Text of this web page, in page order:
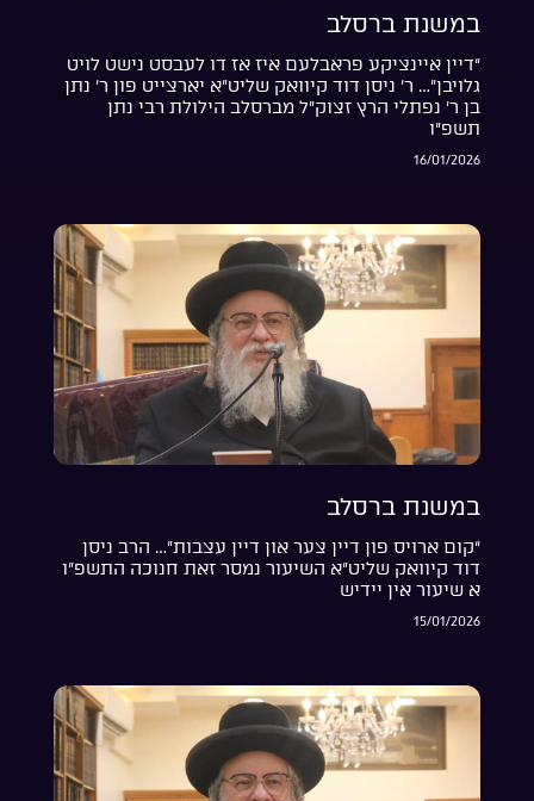
במשנת ברסלב
“דיין איינציקע פראבלעם איז אז דו לעבסט נישט לויט
גלויבן”… ר’ ניסן דוד קיוואק שליט”א יארצייט פון ר’ נתן
בן ר’ נפתלי הרץ זצוק”ל מברסלב הילולת רבי נתן
תשפ”ו
16/01/2026
במשנת ברסלב
“קום ארויס פון דיין צער און דיין עצבות”… הרב ניסן
דוד קיוואק שליט”א השיעור נמסר זאת חנוכה התשפ”ו
א שיעור אין יידיש
15/01/2026